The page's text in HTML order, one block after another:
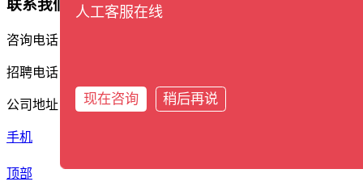
联系我们
咨询电话：17338388561
招聘电话：13609402162
公司地址：重庆市渝北区石盘河商务区宝环东路2号
手机
顶部
人工客服在线
现在咨询 稍后再说